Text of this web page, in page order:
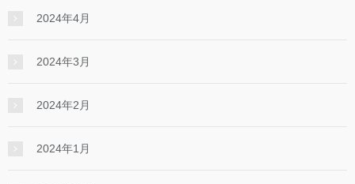
2024年4月
2024年3月
2024年2月
2024年1月